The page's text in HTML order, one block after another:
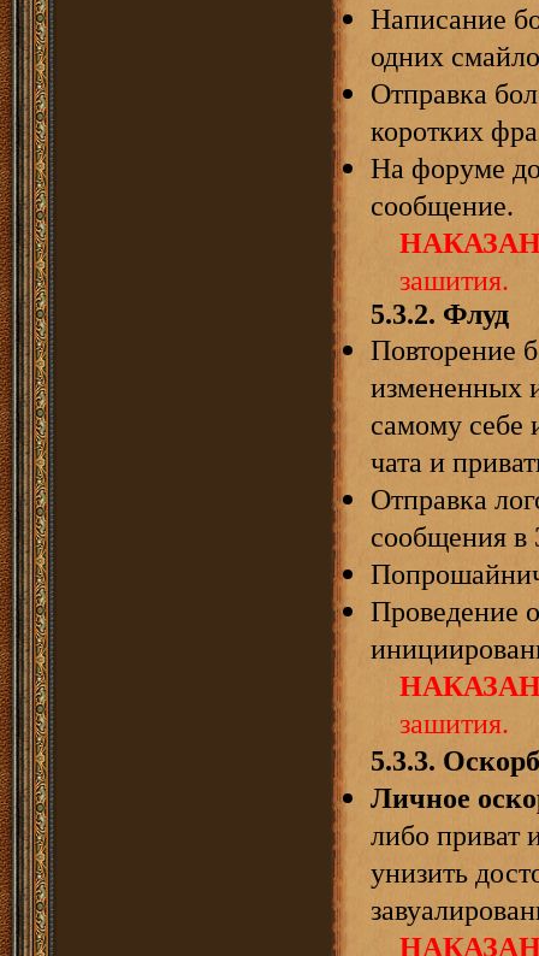
Написание
одних
Отправка
коротких
На форуме
сообщение.
зашития.
5.3.2. Флуд
Повторение
измененных
самому себе
чата и
Отправка
сообщения в
Проведение
зашития.
5.3.3.
Личное
либо приват
унизить